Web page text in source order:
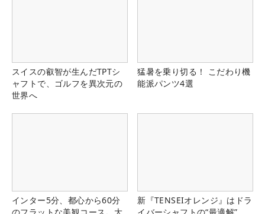
スイスの叡智が生んだTPTシ
ャフトで、ゴルフを異次元の
世界へ
猛暑を乗り切る！ こだわり機
能派パンツ4選
インター5分、都心から60分
のフラットな美観コース。大
新『TENSEIオレンジ』はドラ
イバーシャフトの“最適解”